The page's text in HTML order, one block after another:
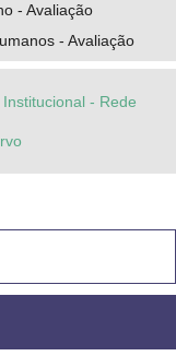
- Avaliação
- Avaliação
- Rede